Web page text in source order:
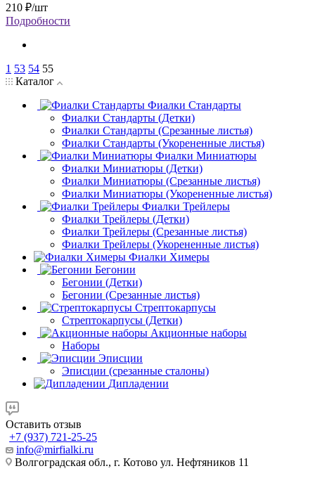
210 ₽/шт
Подробности
1 53 54 55
Каталог
Фиалки Стандарты
Фиалки Стандарты (Детки)
Фиалки Стандарты (Срезанные листья)
Фиалки Стандарты (Укорененные листья)
Фиалки Миниатюры
Фиалки Миниатюры (Детки)
Фиалки Миниатюры (Срезанные листья)
Фиалки Миниатюры (Укорененные листья)
Фиалки Трейлеры
Фиалки Трейлеры (Детки)
Фиалки Трейлеры (Срезанные листья)
Фиалки Трейлеры (Укорененные листья)
Фиалки Химеры
Бегонии
Бегонии (Детки)
Бегонии (Срезанные листья)
Стрептокарпусы
Стрептокарпусы (Детки)
Акционные наборы
Наборы
Эписции
Эписции (срезанные сталоны)
Дипладении
Оставить отзыв
+7 (937) 721-25-25
info@mirfialki.ru
Волгоградская обл., г. Котово ул. Нефтяников 11